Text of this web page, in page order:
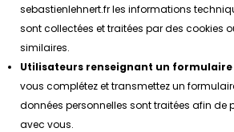
sebastienlehnert.fr les informations
sont collectées et traitées par des cookies
similaires.
Utilisateurs renseignant un
vous complétez et transmettez un
données personnelles sont traitées afin de
avec vous.